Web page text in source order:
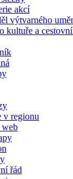
akcí
výtvarného
kultuře a
v regionu
web
řád